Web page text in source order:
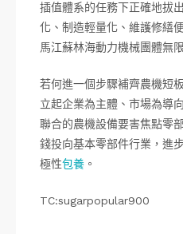
插值體系的任務下正確地拔
化、制造輕量化、維護修繕
馬江蘇林海動力機械團體無
若何進一個步驟補齊農機短
立起企業為主體、市場為導
聯合的農機設備要害焦點零
錢投向基本零部件行業，進
極性包養 。
TC:sugarpopular900